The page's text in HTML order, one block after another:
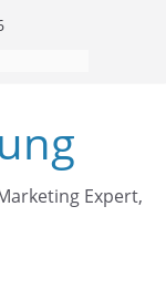
Expert,